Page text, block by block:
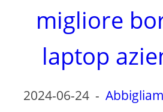
migliore
laptop
2024-06-24 -